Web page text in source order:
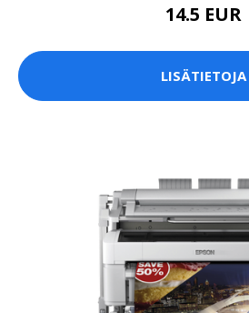
14.5 EUR
LISÄTIETOJA